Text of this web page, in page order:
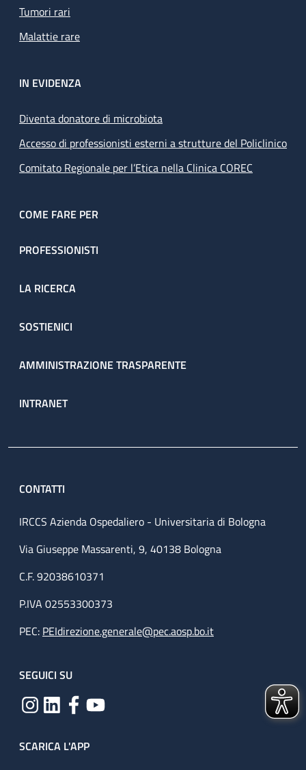
Tumori rari
Malattie rare
IN EVIDENZA
Diventa donatore di microbiota
Accesso di professionisti esterni a strutture del Policlinico
Comitato Regionale per l’Etica nella Clinica COREC
COME FARE PER
PROFESSIONISTI
LA RICERCA
SOSTIENICI
AMMINISTRAZIONE TRASPARENTE
INTRANET
CONTATTI
IRCCS Azienda Ospedaliero - Universitaria di Bologna
Via Giuseppe Massarenti, 9, 40138 Bologna
C.F. 92038610371
P.IVA 02553300373
PEC: PEIdirezione.generale@pec.aosp.bo.it
SEGUICI SU
SCARICA L'APP